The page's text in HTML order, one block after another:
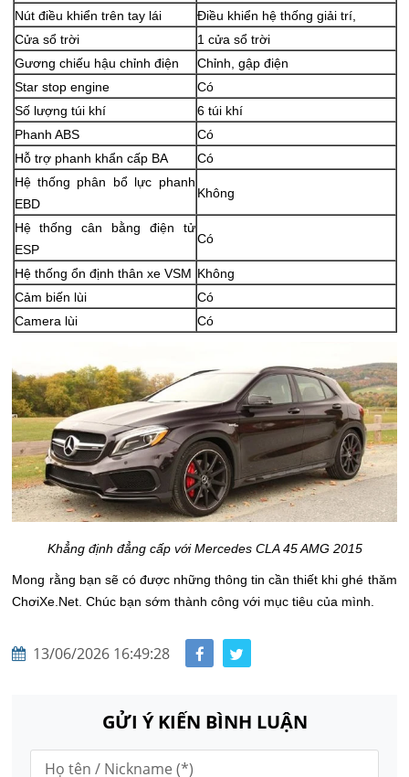
Nút điều khiển trên tay lái
Điều khiển hệ thống giải trí,
Cửa sổ trời
1 cửa sổ trời
Gương chiếu hậu chỉnh điện
Chỉnh, gập điện
Star stop engine
Có
Số lượng túi khí
6 túi khí
Phanh ABS
Có
Hỗ trợ phanh khẩn cấp BA
Có
Hệ thống phân bổ lực phanh
EBD
Không
Hệ thống cân bằng điện tử
ESP
Có
Hệ thống ổn định thân xe VSM Không
Cảm biến lùi
Có
Camera lùi
Có
Khẳng định đẳng cấp với Mercedes CLA 45 AMG 2015
Mong rằng bạn sẽ có được những thông tin cần thiết khi ghé thăm
ChơiXe.Net. Chúc bạn sớm thành công với mục tiêu của mình.
13/06/2026 16:49:28
GỬI Ý KIẾN BÌNH LUẬN